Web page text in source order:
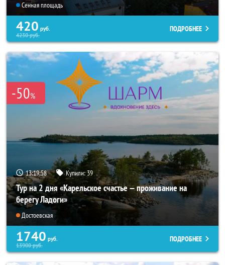
Сенная площадь
420 руб.
4230руб.
ПОДРОБНЕЕ
-50%
13:19:57 Купили:39
Тур на 2 дня «Карельское счастье — проживание на
берегу Ладоги»
Достоевская
1740 руб.
13900руб.
ПОДРОБНЕЕ